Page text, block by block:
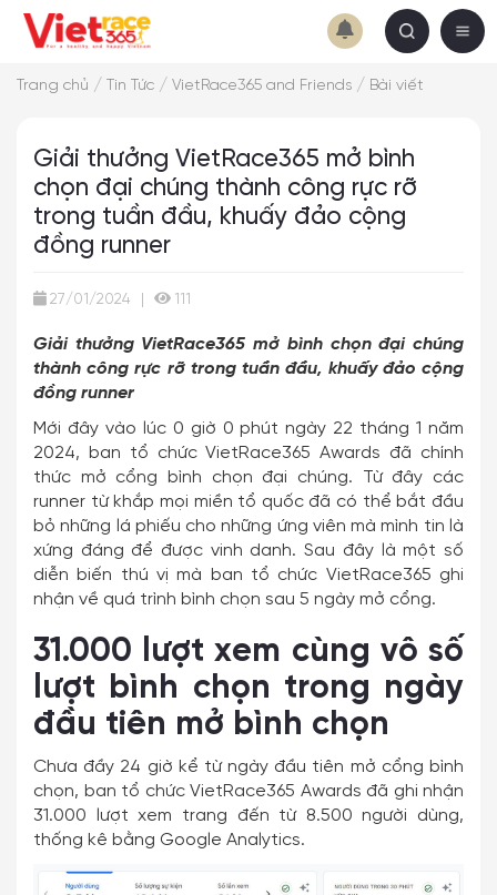
Trang chủ / Tin Tức / VietRace365 and Friends / Bài viết
Giải thưởng VietRace365 mở bình
chọn đại chúng thành công rực rỡ
trong tuần đầu, khuấy đảo cộng
đồng runner
27/01/2024 111
Giải thưởng VietRace365 mở bình chọn đại chúng
thành công rực rỡ trong tuần đầu, khuấy đảo cộng
đồng runner
Mới đây vào lúc 0 giờ 0 phút ngày 22 tháng 1 năm
2024, ban tổ chức VietRace365 Awards đã chính
thức mở cổng bình chọn đại chúng. Từ đây các
runner từ khắp mọi miền tổ quốc đã có thể bắt đầu
bỏ những lá phiếu cho những ứng viên mà mình tin là
xứng đáng để được vinh danh. Sau đây là một số
diễn biến thú vị mà ban tổ chức VietRace365 ghi
nhận về quá trình bình chọn sau 5 ngày mở cổng.
31.000 lượt xem cùng vô số
lượt bình chọn trong ngày
đầu tiên mở bình chọn
Chưa đầy 24 giờ kể từ ngày đầu tiên mở cổng bình
chọn, ban tổ chức VietRace365 Awards đã ghi nhận
31.000 lượt xem trang đến từ 8.500 người dùng,
thống kê bằng Google Analytics.